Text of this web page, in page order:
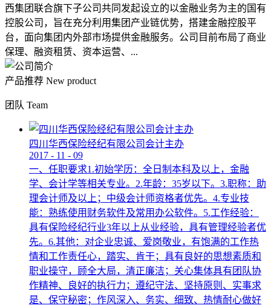
西集团联合旗下子公司共同发起设立的以金融业务为主的国有
控股公司，旨在充分利用集团产业链优势，搭建金融控股平
台，面向集团内外部市场提供金融服务。公司目前布局了商业
保理、融资租赁、资本运营、...
产品推荐 New product
团队 Team
四川华西保险经纪有限公司会计主办
2017 - 11 - 09
一、任职要求1.初始学历：全日制本科及以上，金融
学、会计学等相关专业。2.年龄：35岁以下。3.职称：助
理会计师及以上；中级会计师资格者优先。4.专业技
能：熟练使用财务软件及常用办公软件。5.工作经验：
具有保险经纪行业3年以上从业经验，具有管理经验者优
先。6.其他：对企业忠诚、爱岗敬业，有饱满的工作热
情和工作责任心，踏实、肯干；具有良好的思想素质和
职业操守，顾全大局，清正廉洁；关心集体具有团队协
作精神、良好的执行力；遵纪守法、坚持原则、实事求
是、保守秘密；作风深入、务实、细致、热情耐心做好